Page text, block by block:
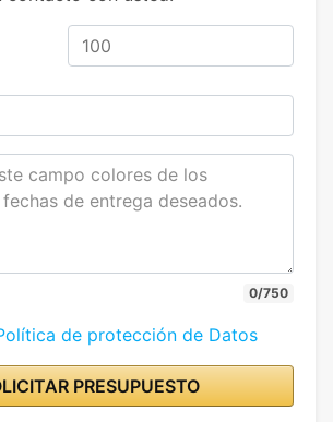
0/750
de protección de Datos
PRESUPUESTO